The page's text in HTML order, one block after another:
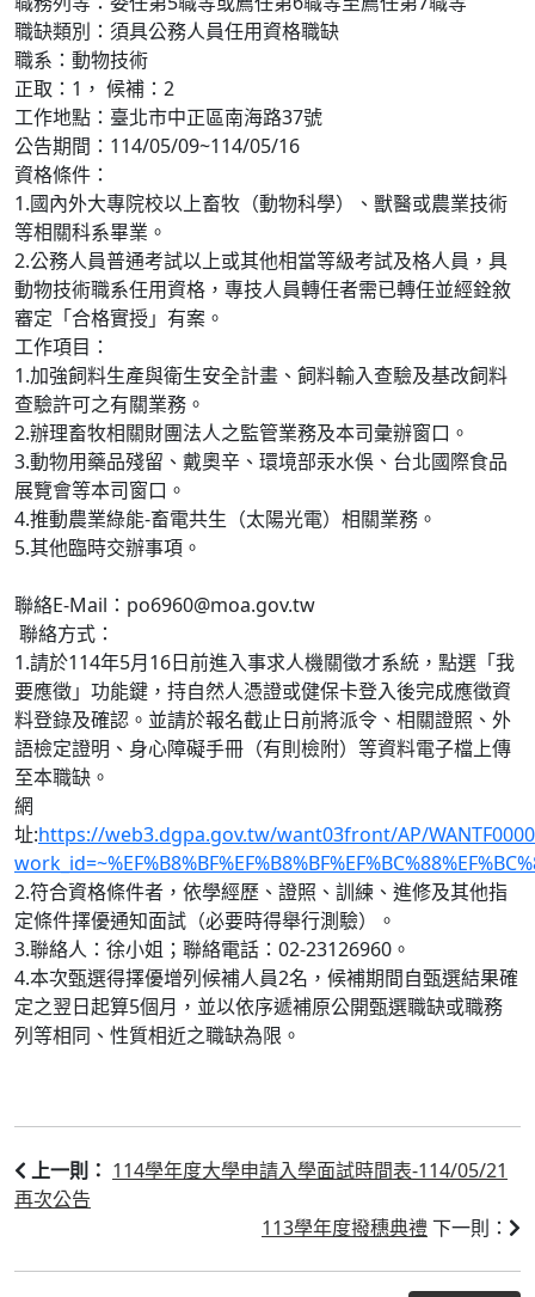
職缺類別： 須具公務人員任用資格職缺
職系： 動物技術
正取： 1， 候補： 2
工作地點： 臺北市中正區南海路37號
公告期間： 114/05/09~114/05/16
資格條件：
1.國內外大專院校以上畜牧（動物科學）、獸醫或農業技術
等相關科系畢業。
2.公務人員普通考試以上或其他相當等級考試及格人員，具
動物技術職系任用資格，專技人員轉任者需已轉任並經銓敘
審定「合格實授」有案。
工作項目：
1.加強飼料生產與衛生安全計畫、飼料輸入查驗及基改飼料
查驗許可之有關業務。
2.辦理畜牧相關財團法人之監管業務及本司彙辦窗口。
3.動物用藥品殘留、戴奧辛、環境部汞水俁、台北國際食品
展覽會等本司窗口。
4.推動農業綠能-畜電共生（太陽光電）相關業務。
5.其他臨時交辦事項。
聯絡E-Mail： po6960@moa.gov.tw
聯絡方式：
1.請於114年5月16日前進入事求人機關徵才系統，點選「我
要應徵」功能鍵，持自然人憑證或健保卡登入後完成應徵資
料登錄及確認。並請於報名截止日前將派令、相關證照、外
語檢定證明、身心障礙手冊（有則檢附）等資料電子檔上傳
至本職缺。
網
址:https://web3.dgpa.gov.tw/want03front/AP/
2.符合資格條件者，依學經歷、證照、訓練、進修及其他指
定條件擇優通知面試（必要時得舉行測驗）。
3.聯絡人：徐小姐；聯絡電話：02-23126960。
4.本次甄選得擇優增列候補人員2名，候補期間自甄選結果確
定之翌日起算5個月，並以依序遞補原公開甄選職缺或職務
列等相同、性質相近之職缺為限。
上一則：
114學年度大學申請入學面試時間表-114/05/21
再次公告
113學年度撥穗典禮下一則：